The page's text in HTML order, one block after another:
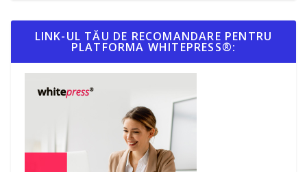
LINK-UL TĂU DE RECOMANDARE PENTRU
PLATFORMA WHITEPRESS®: